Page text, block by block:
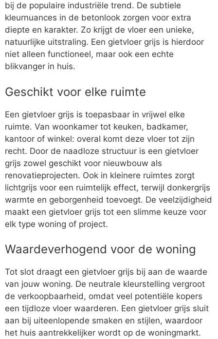
bij de populaire industriële trend. De subtiele
kleurnuances in de betonlook zorgen voor extra
diepte en karakter. Zo krijgt de vloer een unieke,
natuurlijke uitstraling. Een gietvloer grijs is hierdoor
niet alleen functioneel, maar ook een echte
blikvanger in huis.
Geschikt voor elke ruimte
Een gietvloer grijs is toepasbaar in vrijwel elke
ruimte. Van woonkamer tot keuken, badkamer,
kantoor of winkel: overal komt deze vloer tot zijn
recht. Door de naadloze structuur is een gietvloer
grijs zowel geschikt voor nieuwbouw als
renovatieprojecten. Ook in kleinere ruimtes zorgt
lichtgrijs voor een ruimtelijk effect, terwijl donkergrijs
warmte en geborgenheid toevoegt. De veelzijdigheid
maakt een gietvloer grijs tot een slimme keuze voor
elk type woning of project.
Waardeverhogend voor de woning
Tot slot draagt een gietvloer grijs bij aan de waarde
van jouw woning. De neutrale kleurstelling vergroot
de verkoopbaarheid, omdat veel potentiële kopers
een tijdloze vloer waarderen. Een gietvloer grijs sluit
aan bij uiteenlopende smaken en stijlen, waardoor
het huis aantrekkelijker wordt op de woningmarkt.